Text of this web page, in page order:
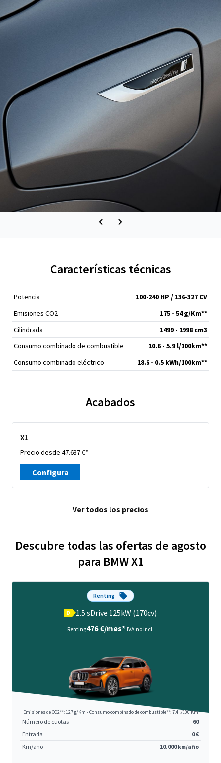
Características técnicas
Potencia
100-240 HP / 136-327 CV
Emisiones CO2
175 - 54 g/Km**
Cilindrada
1499 - 1998 cm3
Consumo combinado de combustible
10.6 - 5.9 l/100km**
Consumo combinado eléctrico
18.6 - 0.5 kWh/100km**
Acabados
X1
Precio desde 47.637 €*
Configura
Ver todos los precios
Descubre todas las ofertas de agosto
para BMW X1
Renting
D 1.5 sDrive 125kW (170cv)
Renting476 €/mes* IVA no incl.
Emisiones de CO2**: 127 g/Km - Consumo combinado de combustible**: 7.4 l/100 Km
Número de cuotas
60
Entrada
0 €
Km/año
10.000 km/año